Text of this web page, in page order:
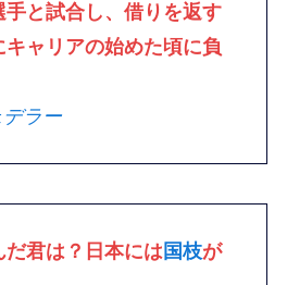
と試合し、借りを返す
ャリアの始めた頃に負
ラー
君は？日本には国枝が